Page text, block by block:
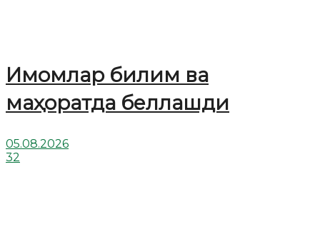
Имомлар билим ва
маҳоратда беллашди
05.08.2026
32